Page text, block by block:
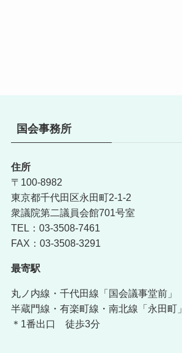
国会事務所
住所
〒100-8982
東京都千代田区永田町2-1-2
衆議院第二議員会館701号室
TEL：03-3508-7461
FAX：03-3508-3291
最寄駅
丸ノ内線・千代田線「国会議事堂前」
半蔵門線・有楽町線・南北線「永田町」
＊1番出口 徒歩3分